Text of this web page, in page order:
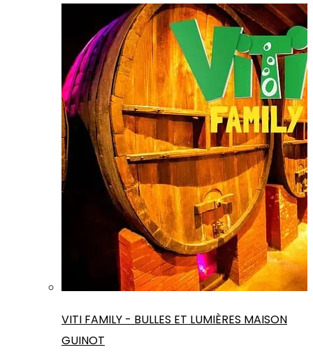
VITI FAMILY - BULLES ET LUMIÈRES MAISON
GUINOT